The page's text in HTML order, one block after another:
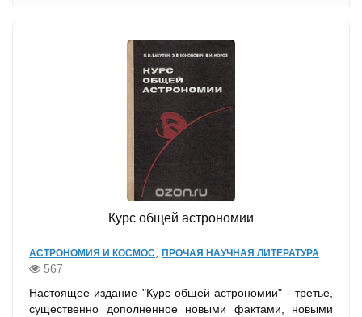
Курс общей астрономии
АСТРОНОМИЯ И КОСМОС ПРОЧАЯ НАУЧНАЯ ЛИТЕРАТУРА
567
Настоящее издание "Курс общей астрономии" - третье,
существенно дополненное новыми фактами, новыми